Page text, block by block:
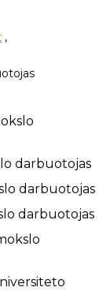
,
darbuotojas
darbuotojas
darbuotojas